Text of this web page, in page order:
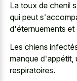
La toux de chenil
qui peut
d'éternuements et
Les chiens
manque d'appétit,
respiratoires.